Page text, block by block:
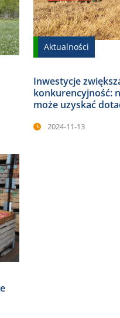
Aktualności
Inwestycje
konkurencyjność:
może uzyskać
2024-11-13